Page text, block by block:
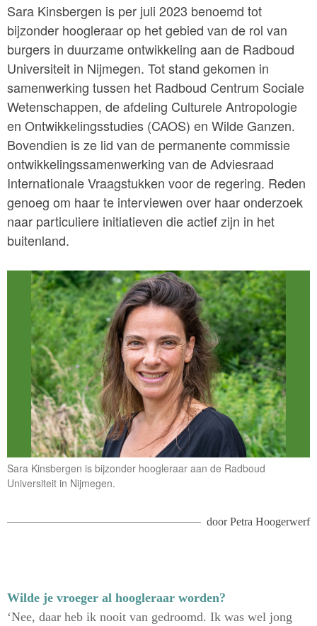
Sara Kinsbergen is per juli 2023 benoemd tot
bijzonder hoogleraar op het gebied van de rol van
burgers in duurzame ontwikkeling aan de Radboud
Universiteit in Nijmegen. Tot stand gekomen in
samenwerking tussen het Radboud Centrum Sociale
Wetenschappen, de afdeling Culturele Antropologie
en Ontwikkelingsstudies (CAOS) en Wilde Ganzen.
Bovendien is ze lid van de permanente commissie
ontwikkelingssamenwerking van de Adviesraad
Internationale Vraagstukken voor de regering. Reden
genoeg om haar te interviewen over haar onderzoek
naar particuliere initiatieven die actief zijn in het
buitenland.
Sara Kinsbergen is bijzonder hoogleraar aan de Radboud
Universiteit in Nijmegen.
doorPetra Hoogerwerf
Wilde je vroeger al hoogleraar worden?
‘Nee, daar heb ik nooit van gedroomd. Ik was wel jong